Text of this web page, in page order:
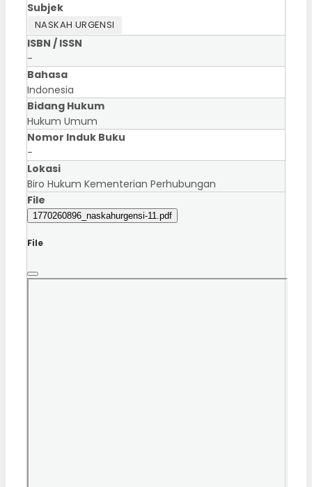
Subjek
NASKAH URGENSI
ISBN / ISSN
-
Bahasa
Indonesia
Bidang Hukum
Hukum Umum
Nomor Induk Buku
-
Lokasi
Biro Hukum Kementerian Perhubungan
File
1770260896_naskahurgensi-11.pdf
File